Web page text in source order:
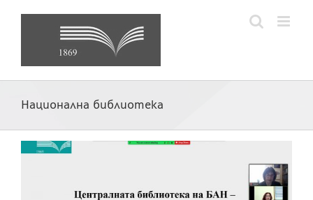
Национална библиотека